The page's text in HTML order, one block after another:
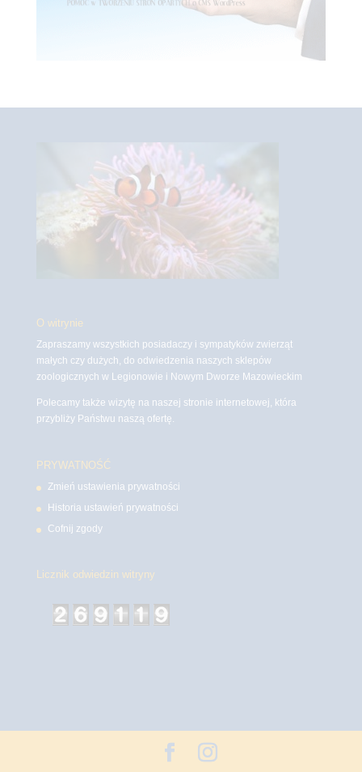
O witrynie
Zapraszamy wszystkich posiadaczy i sympatyków zwierząt
małych czy dużych, do odwiedzenia naszych sklepów
zoologicznych w Legionowie i Nowym Dworze Mazowieckim
Polecamy także wizytę na naszej stronie internetowej, która
przybliży Państwu naszą ofertę.
PRYWATNOŚĆ
Zmień ustawienia prywatności
Historia ustawień prywatności
Cofnij zgody
Licznik odwiedzin witryny